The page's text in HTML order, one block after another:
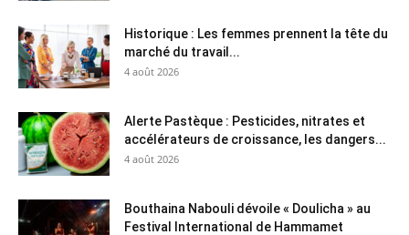
Historique : Les femmes prennent la tête du
marché du travail...
4 août 2026
Alerte Pastèque : Pesticides, nitrates et
accélérateurs de croissance, les dangers...
4 août 2026
Bouthaina Nabouli dévoile « Doulicha » au
Festival International de Hammamet